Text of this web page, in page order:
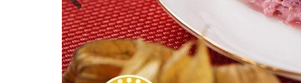
Previous